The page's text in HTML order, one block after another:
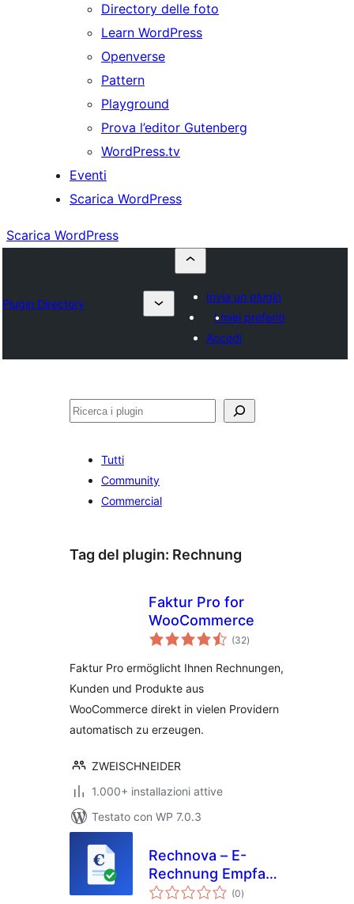
Directory delle foto
Learn WordPress
Openverse
Pattern
Playground
Prova l’editor Gutenberg
WordPress.tv
Eventi
Scarica WordPress
Scarica WordPress
Plugin Directory
Invia un plugin
I miei preferiti
Accedi
Cerca
Tutti
Community
Commercial
Tag del plugin: Rechnung
Faktur Pro for
WooCommerce
(32valutazioni
totali
)
Faktur Pro ermöglicht Ihnen Rechnungen,
Kunden und Produkte aus
WooCommerce direkt in vielen Providern
automatisch zu erzeugen.
ZWEISCHNEIDER
1.000+ installazioni attive
Testato con WP 7.0.3
Rechnova – E-
Rechnung Empfang
& Archiv
(0valutazioni
totali
)